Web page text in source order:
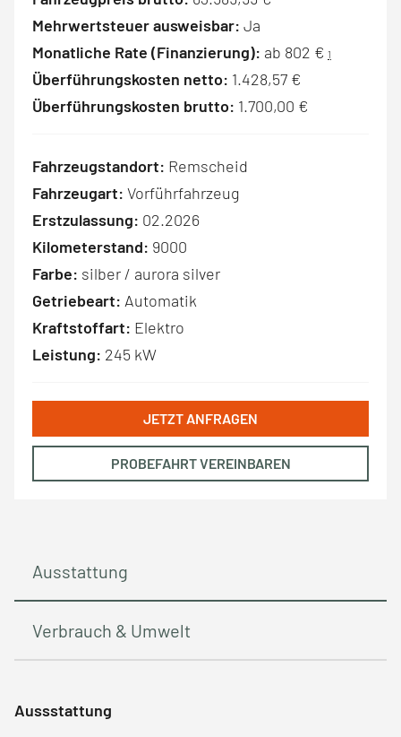
Mehrwertsteuer ausweisbar: Ja
Monatliche Rate (Finanzierung): ab 802 € 1
Überführungskosten netto: 1.428,57 €
Überführungskosten brutto: 1.700,00 €
Fahrzeugstandort: Remscheid
Fahrzeugart: Vorführfahrzeug
Erstzulassung: 02.2026
Kilometerstand: 9000
Farbe: silber / aurora silver
Getriebeart: Automatik
Kraftstoffart: Elektro
Leistung: 245 kW
JETZT ANFRAGEN
PROBEFAHRT VEREINBAREN
Ausstattung
Verbrauch & Umwelt
Aussstattung